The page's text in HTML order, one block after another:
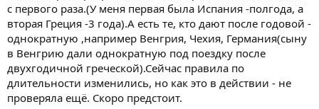
странах ЕС.
С сентября 2020 года начала свою работу система по
фиксированию биометрических данных человека, желающего
посетить страну. Она обязывает каждого россиянина,
желающего получить визу или имея ее уже оформленную
сдавать каждые пять лет отпечатки своих пальцев. Это можно
сделать либо в Посольстве Австрии, либо в визовом центре.
Виды виз.
с первого раза.(У меня первая была Испания -полгода, а
вторая Греция -3 года).А есть те, кто дают после годовой -
однократную ,например Венгрия, Чехия, Германия(сыну
в Венгрию дали однократную под поездку после
двухгодичной греческой).Сейчас правила по
длительности изменились, но как это в действии - не
проверяла ещё. Скоро предстоит.